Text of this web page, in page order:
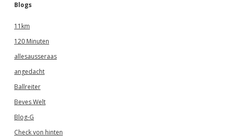
Blogs
11km
120 Minuten
allesausseraas
angedacht
Ballreiter
Beves Welt
Blog-G
Check von hinten